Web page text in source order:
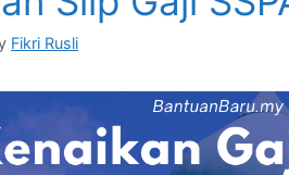
Fikri Rusli